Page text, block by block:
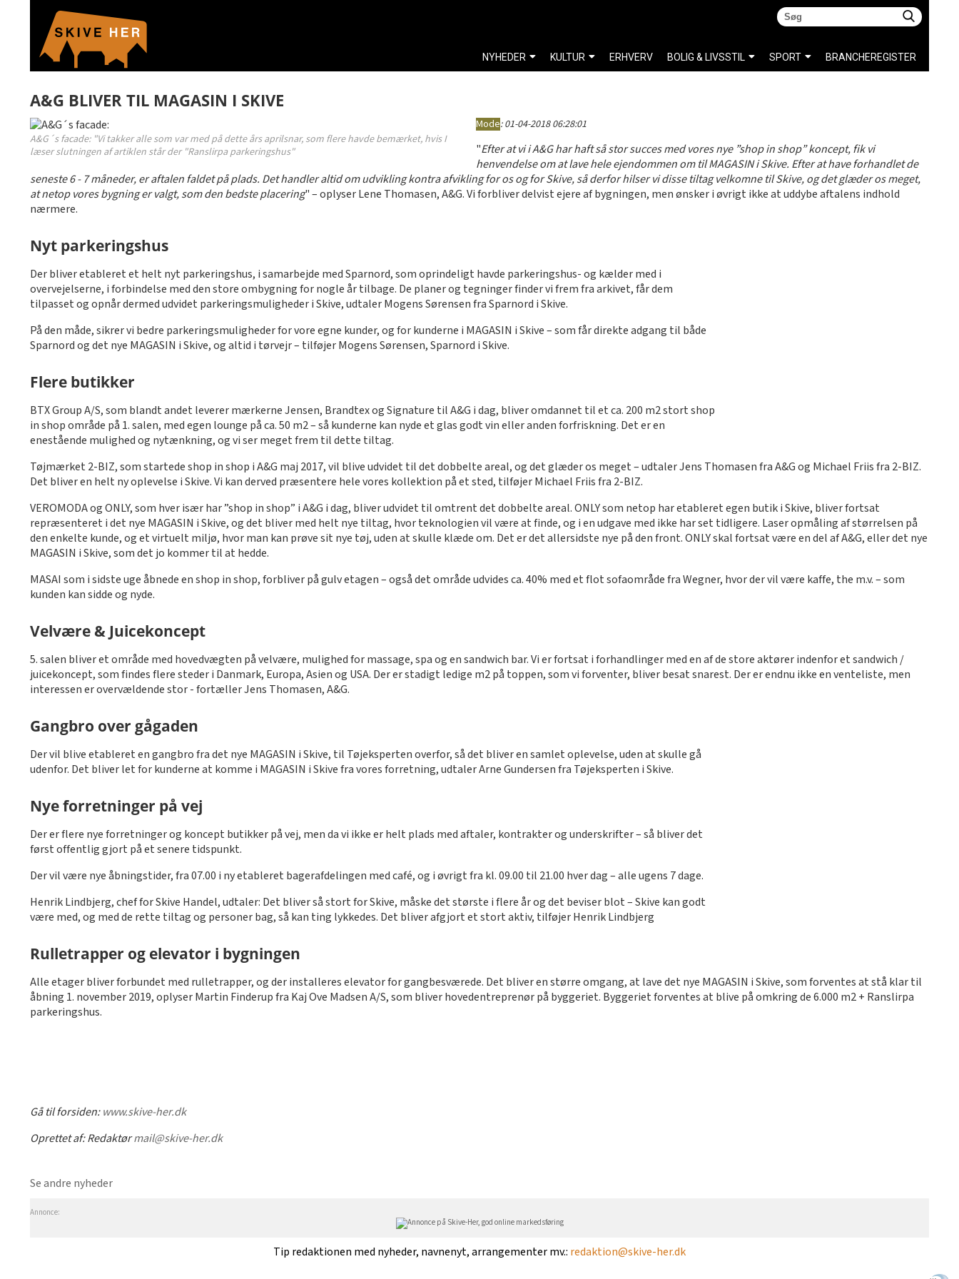
A&G BLIVER TIL MAGASIN I SKIVE
A&G´s facade: "Vi takker alle som var med på dette års aprilsnar, som flere havde bemærket, hvis I
læser slutningen af artiklen står der "Ranslirpa parkeringshus"
Mode:01-04-2018 06:28:01
"Efter at vi i A&G har haft så stor succes med vores nye ”shop in shop” koncept, fik vi
henvendelse om at lave hele ejendommen om til MAGASIN i Skive. Efter at have forhandlet de
seneste 6 - 7 måneder, er aftalen faldet på plads. Det handler altid om udvikling kontra afvikling for os og for Skive, så derfor hilser vi disse tiltag velkomne til Skive, og det glæder os meget,
at netop vores bygning er valgt, som den bedste placering" – oplyser Lene Thomasen, A&G. Vi forbliver delvist ejere af bygningen, men ønsker i øvrigt ikke at uddybe aftalens indhold
nærmere.
Nyt parkeringshus
Der bliver etableret et helt nyt parkeringshus, i samarbejde med Sparnord, som oprindeligt havde parkeringshus- og kælder med i
overvejelserne, i forbindelse med den store ombygning for nogle år tilbage. De planer og tegninger finder vi frem fra arkivet, får dem
tilpasset og opnår dermed udvidet parkeringsmuligheder i Skive, udtaler Mogens Sørensen fra Sparnord i Skive.
På den måde, sikrer vi bedre parkeringsmuligheder for vore egne kunder, og for kunderne i MAGASIN i Skive – som får direkte adgang til både
Sparnord og det nye MAGASIN i Skive, og altid i tørvejr – tilføjer Mogens Sørensen, Sparnord i Skive.
Flere butikker
BTX Group A/S, som blandt andet leverer mærkerne Jensen, Brandtex og Signature til A&G i dag, bliver omdannet til et ca. 200 m2 stort shop
in shop område på 1. salen, med egen lounge på ca. 50 m2 – så kunderne kan nyde et glas godt vin eller anden forfriskning. Det er en
enestående mulighed og nytænkning, og vi ser meget frem til dette tiltag.
Tøjmærket 2-BIZ, som startede shop in shop i A&G maj 2017, vil blive udvidet til det dobbelte areal, og det glæder os meget – udtaler Jens Thomasen fra A&G og Michael Friis fra 2-BIZ.
Det bliver en helt ny oplevelse i Skive. Vi kan derved præsentere hele vores kollektion på et sted, tilføjer Michael Friis fra 2-BIZ.
VEROMODA og ONLY, som hver især har ”shop in shop” i A&G i dag, bliver udvidet til omtrent det dobbelte areal. ONLY som netop har etableret egen butik i Skive, bliver fortsat
repræsenteret i det nye MAGASIN i Skive, og det bliver med helt nye tiltag, hvor teknologien vil være at finde, og i en udgave med ikke har set tidligere. Laser opmåling af størrelsen på
den enkelte kunde, og et virtuelt miljø, hvor man kan prøve sit nye tøj, uden at skulle klæde om. Det er det allersidste nye på den front. ONLY skal fortsat være en del af A&G, eller det nye
MAGASIN i Skive, som det jo kommer til at hedde.
MASAI som i sidste uge åbnede en shop in shop, forbliver på gulv etagen – også det område udvides ca. 40% med et flot sofaområde fra Wegner, hvor der vil være kaffe, the m.v. – som
kunden kan sidde og nyde.
Velvære & Juicekoncept
5. salen bliver et område med hovedvægten på velvære, mulighed for massage, spa og en sandwich bar. Vi er fortsat i forhandlinger med en af de store aktører indenfor et sandwich /
juicekoncept, som findes flere steder i Danmark, Europa, Asien og USA. Der er stadigt ledige m2 på toppen, som vi forventer, bliver besat snarest. Der er endnu ikke en venteliste, men
interessen er overvældende stor - fortæller Jens Thomasen, A&G.
Gangbro over gågaden
Der vil blive etableret en gangbro fra det nye MAGASIN i Skive, til Tøjeksperten overfor, så det bliver en samlet oplevelse, uden at skulle gå
udenfor. Det bliver let for kunderne at komme i MAGASIN i Skive fra vores forretning, udtaler Arne Gundersen fra Tøjeksperten i Skive.
Nye forretninger på vej
Der er flere nye forretninger og koncept butikker på vej, men da vi ikke er helt plads med aftaler, kontrakter og underskrifter – så bliver det
først offentlig gjort på et senere tidspunkt.
Der vil være nye åbningstider, fra 07.00 i ny etableret bagerafdelingen med café, og i øvrigt fra kl. 09.00 til 21.00 hver dag – alle ugens 7 dage.
Henrik Lindbjerg, chef for Skive Handel, udtaler: Det bliver så stort for Skive, måske det største i flere år og det beviser blot – Skive kan godt
være med, og med de rette tiltag og personer bag, så kan ting lykkedes. Det bliver afgjort et stort aktiv, tilføjer Henrik Lindbjerg
Rulletrapper og elevator i bygningen
Alle etager bliver forbundet med rulletrapper, og der installeres elevator for gangbesværede. Det bliver en større omgang, at lave det nye MAGASIN i Skive, som forventes at stå klar til
åbning 1. november 2019, oplyser Martin Finderup fra Kaj Ove Madsen A/S, som bliver hovedentreprenør på byggeriet. Byggeriet forventes at blive på omkring de 6.000 m2 + Ranslirpa
parkeringshus.
Gå til forsiden:www.skive-her.dk
Oprettet af:Redaktørmail@skive-her.dk
Se andre nyheder
Annonce:
Tip redaktionen med nyheder, navnenyt, arrangementer mv.: redaktion@skive-her.dk
NYHEDER KULTUR ERHVERV BOLIG & LIVSSTIL SPORT BRANCHEREGISTER